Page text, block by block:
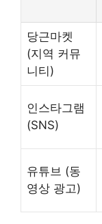
당근마켓
(지역 커뮤
니티)
인스타그램
(SNS)
유튜브 (동
영상 광고)